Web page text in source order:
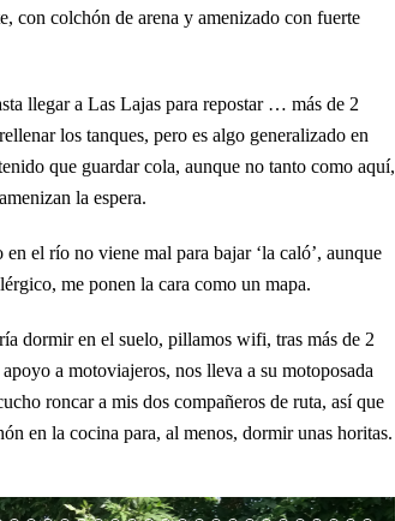
con colchón de arena y amenizado con fuerte
llegar a Las Lajas para repostar … más de 2
los tanques, pero es algo generalizado en
que guardar cola, aunque no tanto como aquí,
la espera.
el río no viene mal para bajar ‘la caló’, aunque
me ponen la cara como un mapa.
dormir en el suelo, pillamos wifi, tras más de 2
a motoviajeros, nos lleva a su motoposada
roncar a mis dos compañeros de ruta, así que
en la cocina para, al menos, dormir unas horitas.